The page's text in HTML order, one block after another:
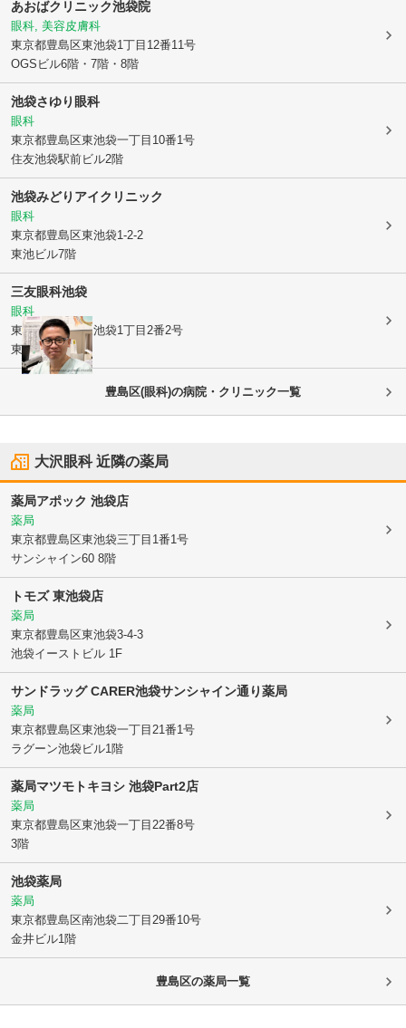
あおばクリニック池袋院
眼科, 美容皮膚科
東京都豊島区東池袋1丁目12番11号
OGSビル6階・7階・8階
池袋さゆり眼科
眼科
東京都豊島区東池袋一丁目10番1号
住友池袋駅前ビル2階
池袋みどりアイクリニック
眼科
東京都豊島区東池袋1-2-2
東池ビル7階
三友眼科池袋
眼科
東京都豊島区東池袋1丁目2番2号
東池ビル7階
豊島区(眼科)の病院・クリニック一覧
大沢眼科近隣の薬局
薬局アポック 池袋店
薬局
東京都豊島区東池袋三丁目1番1号
サンシャイン60 8階
トモズ 東池袋店
薬局
東京都豊島区東池袋3-4-3
池袋イーストビル 1F
サンドラッグ CARER池袋サンシャイン通り薬局
薬局
東京都豊島区東池袋一丁目21番1号
ラグーン池袋ビル1階
薬局マツモトキヨシ 池袋Part2店
薬局
東京都豊島区東池袋一丁目22番8号
3階
池袋薬局
薬局
東京都豊島区南池袋二丁目29番10号
金井ビル1階
豊島区の薬局一覧